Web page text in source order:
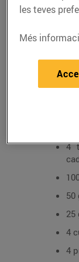
RECEPTES
05/de març/
Ingredients
4
50
25
4
4
les teves
Més